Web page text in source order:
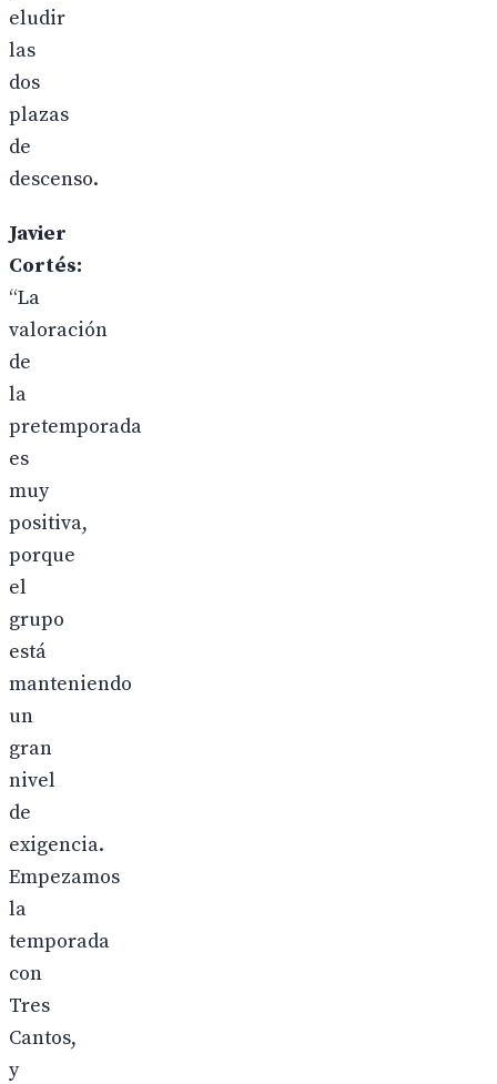
eludir
las
dos
plazas
de
descenso.
Javier
Cortés:
“La
valoración
de
la
pretemporada
es
muy
positiva,
porque
el
grupo
está
manteniendo
un
gran
nivel
de
exigencia.
Empezamos
la
temporada
con
Tres
Cantos,
y